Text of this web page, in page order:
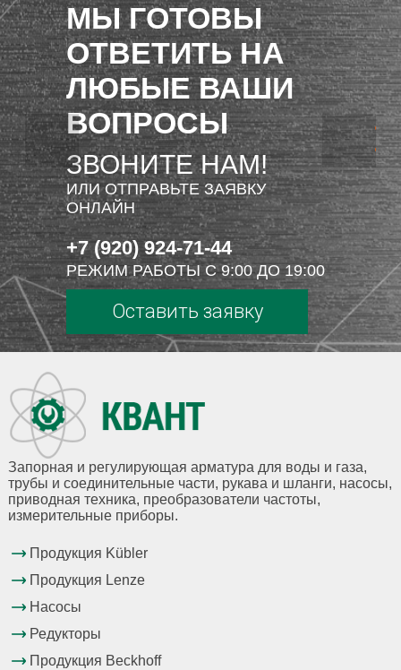
МЫ ГОТОВЫ
ОТВЕТИТЬ НА
ЛЮБЫЕ ВАШИ
ВОПРОСЫ
ЗВОНИТЕ НАМ!
ИЛИ ОТПРАВЬТЕ ЗАЯВКУ
ОНЛАЙН
+7 (920) 924-71-44
РЕЖИМ РАБОТЫ С 9:00 ДО 19:00
Оставить заявку
Запорная и регулирующая арматура для воды и газа,
трубы и соединительные части, рукава и шланги, насосы,
приводная техника, преобразователи частоты,
измерительные приборы.
Продукция Kübler
Продукция Lenze
Насосы
Редукторы
Продукция Beckhoff